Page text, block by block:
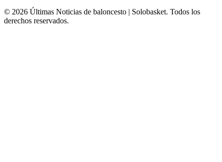
© 2026 Últimas Noticias de baloncesto | Solobasket. Todos los
derechos reservados.